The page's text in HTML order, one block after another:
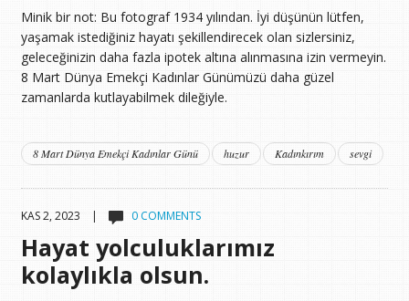
Minik bir not: Bu fotograf 1934 yılından. İyi düşünün lütfen,
yaşamak istediğiniz hayatı şekillendirecek olan sizlersiniz,
geleceğinizin daha fazla ipotek altına alınmasına izin vermeyin.
8 Mart Dünya Emekçi Kadınlar Günümüzü daha güzel
zamanlarda kutlayabilmek dileğiyle.
8 Mart Dünya Emekçi Kadınlar Günü huzur Kadınkırım sevgi
KAS 2, 2023 | 0 COMMENTS
Hayat yolculuklarımız
kolaylıkla olsun.